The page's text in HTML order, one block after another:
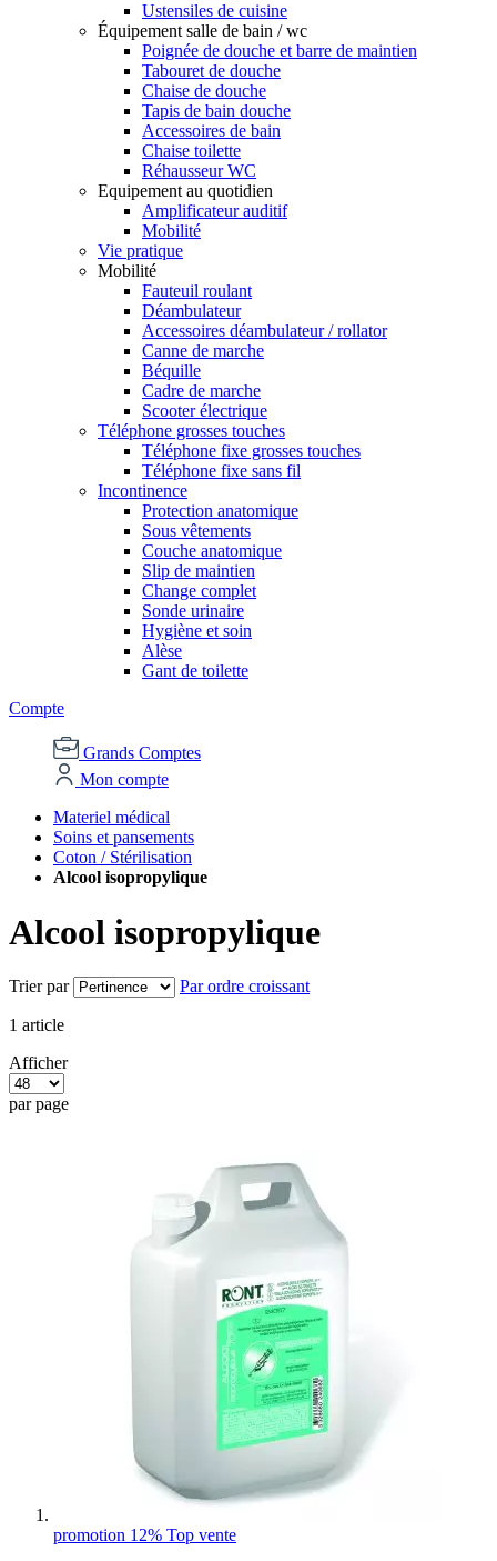
Ustensiles de cuisine
Équipement salle de bain / wc
Poignée de douche et barre de maintien
Tabouret de douche
Chaise de douche
Tapis de bain douche
Accessoires de bain
Chaise toilette
Réhausseur WC
Equipement au quotidien
Amplificateur auditif
Mobilité
Vie pratique
Mobilité
Fauteuil roulant
Déambulateur
Accessoires déambulateur / rollator
Canne de marche
Béquille
Cadre de marche
Scooter électrique
Téléphone grosses touches
Téléphone fixe grosses touches
Téléphone fixe sans fil
Incontinence
Protection anatomique
Sous vêtements
Couche anatomique
Slip de maintien
Change complet
Sonde urinaire
Hygiène et soin
Alèse
Gant de toilette
Compte
Grands Comptes
Mon compte
Materiel médical
Soins et pansements
Coton / Stérilisation
Alcool isopropylique
Alcool isopropylique
Trier par Par ordre croissant
1 article
Afficher
par page
promotion 12% Top vente